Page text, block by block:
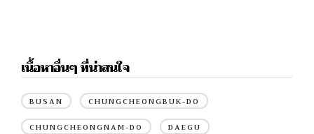
เนื้อหาอื่นๆ ที่น่าสนใจ
BUSAN CHUNGCHEONGBUK-DO
CHUNGCHEONGNAM-DO DAEGU